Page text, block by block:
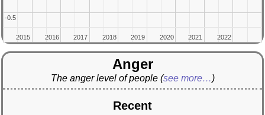
2015
2015 2016
2016 2017
2017 2018
2018 2019
2019 2020
2020 2021
2021 2022
2022
-0.5
-0.5
Anger
The anger level of people (see more…)
Recent